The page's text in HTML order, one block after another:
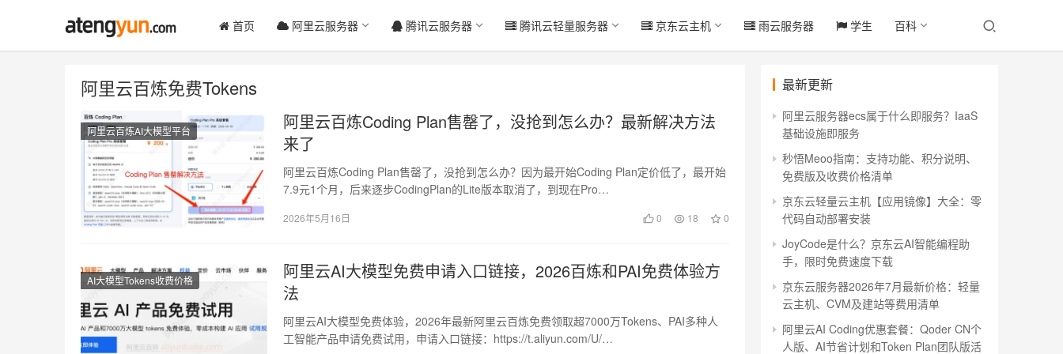
首页 阿里云服务器 腾讯云服务器 腾讯云轻量服务器 京东云主机 雨云服务器 学生 百科
阿里云百炼免费Tokens
阿里云百炼AI大模型平台
阿里云百炼Coding Plan售罄了，没抢到怎么办？最新解决方法
来了
阿里云百炼Coding Plan售罄了，没抢到怎么办？因为最开始Coding Plan定价低了，最开始
7.9元1个月，后来逐步CodingPlan的Lite版本取消了，到现在Pro…
2026年5月16日 0 18 0
AI大模型Tokens收费价格
阿里云AI大模型免费申请入口链接，2026百炼和PAI免费体验方
法
阿里云AI大模型免费体验，2026年最新阿里云百炼免费领取超7000万Tokens、PAI多种人
工智能产品申请免费试用，申请入口链接：https://t.aliyun.com/U/…
最新更新
阿里云服务器ecs属于什么即服务？IaaS
基础设施即服务
秒悟Meoo指南：支持功能、积分说明、
免费版及收费价格清单
京东云轻量云主机【应用镜像】大全：零
代码自动部署安装
JoyCode是什么？京东云AI智能编程助
手，限时免费速度下载
京东云服务器2026年7月最新价格：轻量
云主机、CVM及建站等费用清单
阿里云AI Coding优惠套餐：Qoder CN个
人版、AI节省计划和Token Plan团队版活